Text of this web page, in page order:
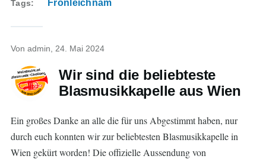
Tags Fronleichnam
Von admin , 24. Mai 2024
Wir sind die beliebteste
Blasmusikkapelle aus Wien
Ein großes Danke an alle die für uns Abgestimmt haben, nur
durch euch konnten wir zur beliebtesten Blasmusikkapelle in
Wien gekürt worden! Die offizielle Aussendung von